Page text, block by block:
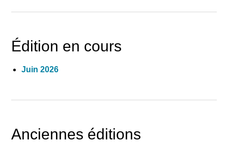
Édition en cours
Juin 2026
Anciennes éditions